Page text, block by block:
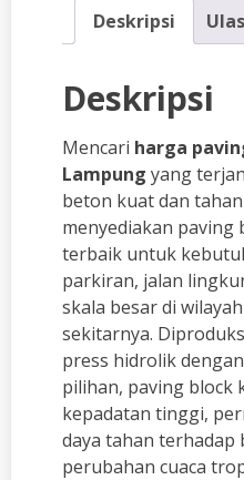
Deskripsi
Deskripsi
Mencari harga
Lampung yang
beton kuat dan tahan
menyediakan paving
terbaik untuk
parkiran, jalan
skala besar di
sekitarnya.
press hidrolik
pilihan, paving block
kepadatan tinggi,
daya tahan terhadap
perubahan cuaca